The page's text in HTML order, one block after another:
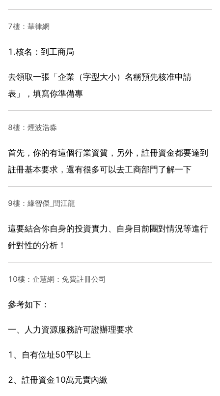
7樓：華律網
1.核名：到工商局
去領取一張「企業（字型大小）名稱預先核准申請
表」，填寫你準備專
8樓：煙波浩淼
首先，你的有這個行業資質，另外，註冊資金都要達到
註冊基本要求，還有很多可以去工商部門了解一下
9樓：緣智傑_閆江龍
這要結合你自身的投資實力、自身目前團對情況等進行
針對性的分析！
10樓：企慧網：免費註冊公司
參考如下：
一、人力資源服務許可證辦理要求
1、自有位址50平以上
2、註冊資金10萬元實內繳